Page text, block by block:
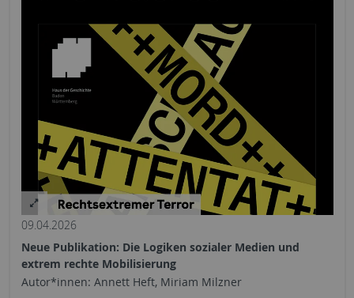
09.04.2026
Neue Publikation: Die Logiken sozialer Medien und
extrem rechte Mobilisierung
Autor*innen: Annett Heft, Miriam Milzner